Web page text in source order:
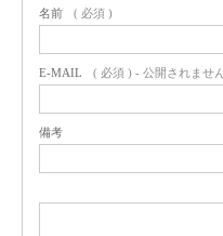
名前 ( 必須 )
E-MAIL ( 必須 ) - 公開されませ
備考